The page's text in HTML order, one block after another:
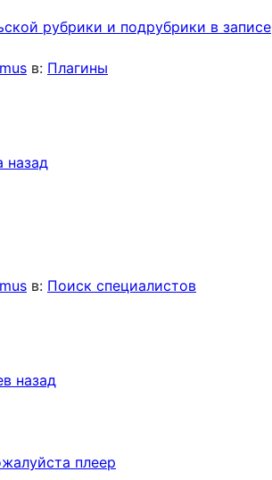
рубрики и подрубрики в записе
в: Плагины
назад
в: Поиск специалистов
назад
плеер